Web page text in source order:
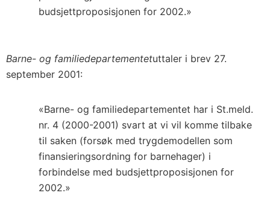
budsjettproposisjonen for 2002.»
Barne- og familiedepartementetuttaler i brev 27.
september 2001:
«Barne- og familiedepartementet har i St.meld.
nr. 4 (2000-2001) svart at vi vil komme tilbake
til saken (forsøk med trygdemodellen som
finansieringsordning for barnehager) i
forbindelse med budsjettproposisjonen for
2002.»